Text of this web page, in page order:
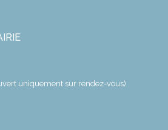
uniquement sur rendez-vous)